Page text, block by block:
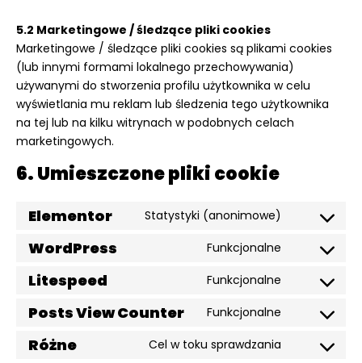
5.2 Marketingowe / śledzące pliki cookies
Marketingowe / śledzące pliki cookies są plikami cookies
(lub innymi formami lokalnego przechowywania)
używanymi do stworzenia profilu użytkownika w celu
wyświetlania mu reklam lub śledzenia tego użytkownika
na tej lub na kilku witrynach w podobnych celach
marketingowych.
6. Umieszczone pliki cookie
Elementor Statystyki (anonimowe)
Consent
elementor
WordPress Funkcjonalne
Consent
wordpress
Litespeed Funkcjonalne
Consent
litespeed
Posts View Counter Funkcjonalne
Consent
Różne Cel w toku sprawdzania
Consent